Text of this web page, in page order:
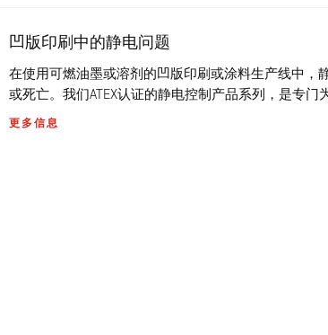
凹版印刷中的静电问题
在使用可燃油墨或溶剂的凹版印刷或涂料生产线中
或死亡。我们ATEX认证的静电控制产品系列，是专门
更多信息